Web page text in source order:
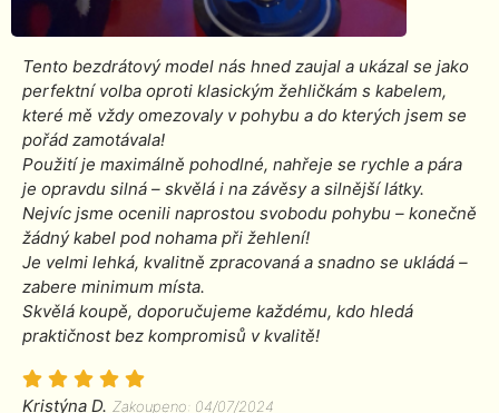
Tento bezdrátový model nás hned zaujal a ukázal se jako
perfektní volba oproti klasickým žehličkám s kabelem,
které mě vždy omezovaly v pohybu a do kterých jsem se
pořád zamotávala!
Použití je maximálně pohodlné, nahřeje se rychle a pára
je opravdu silná – skvělá i na závěsy a silnější látky.
Nejvíc jsme ocenili naprostou svobodu pohybu – konečně
žádný kabel pod nohama při žehlení!
Je velmi lehká, kvalitně zpracovaná a snadno se ukládá –
zabere minimum místa.
Skvělá koupě, doporučujeme každému, kdo hledá
praktičnost bez kompromisů v kvalitě!
Kristýna D. Zakoupeno: 04/07/2024